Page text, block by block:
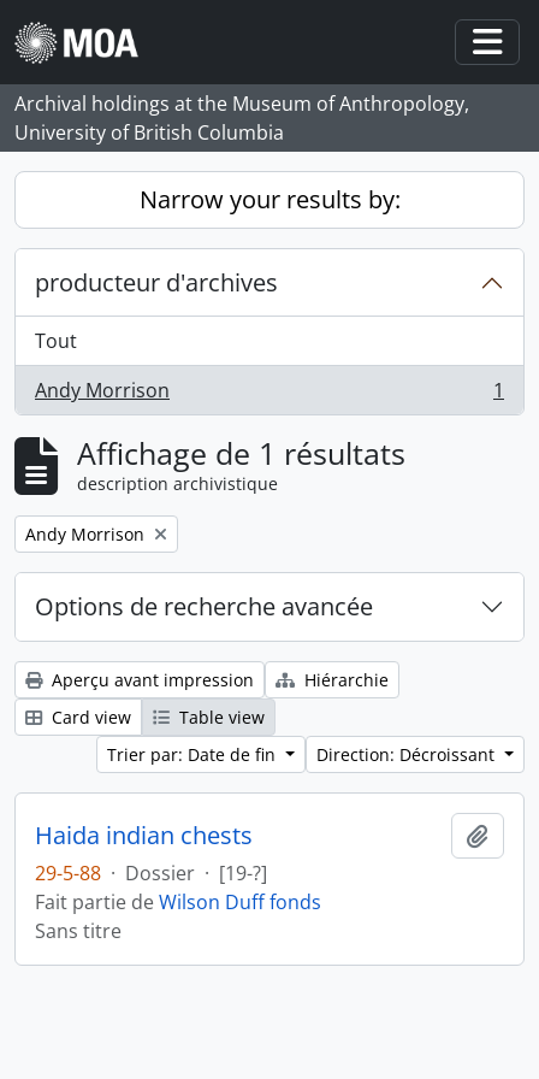
Skip to main content
Archival holdings at the Museum of Anthropology,
University of British Columbia
Narrow your results by:
producteur d'archives
Tout
Andy Morrison
, 1 résultats 1
Affichage de 1 résultats
description archivistique
Remove filter:
Andy Morrison
Options de recherche avancée
Aperçu avant impression
Hiérarchie
Card view
Table view
Trier par: Date de fin
Direction: Décroissant
Haida indian chests
29-5-88 · Dossier · [19-?]
Fait partie deWilson Duff fonds
Sans titre